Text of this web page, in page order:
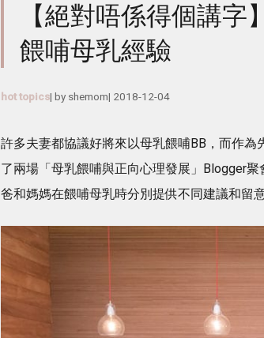
【絕對唔係得個講
餵哺母乳經驗
hot topics| by shemom| 2018-12-04
許多夫妻都協議好將來以母乳餵哺BB，而作
了兩場「母乳餵哺與正向心理發展」Blogger
爸和媽媽在餵哺母乳時分別提供不同建議和留意